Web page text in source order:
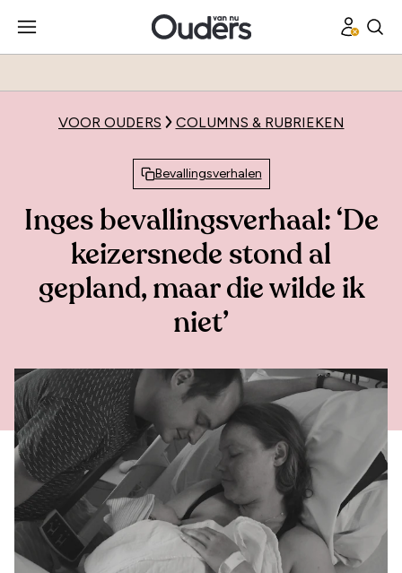
VOOR OUDERS COLUMNS & RUBRIEKEN
Bevallingsverhalen
Inges bevallingsverhaal: ‘De
keizersnede stond al
gepland, maar die wilde ik
niet’